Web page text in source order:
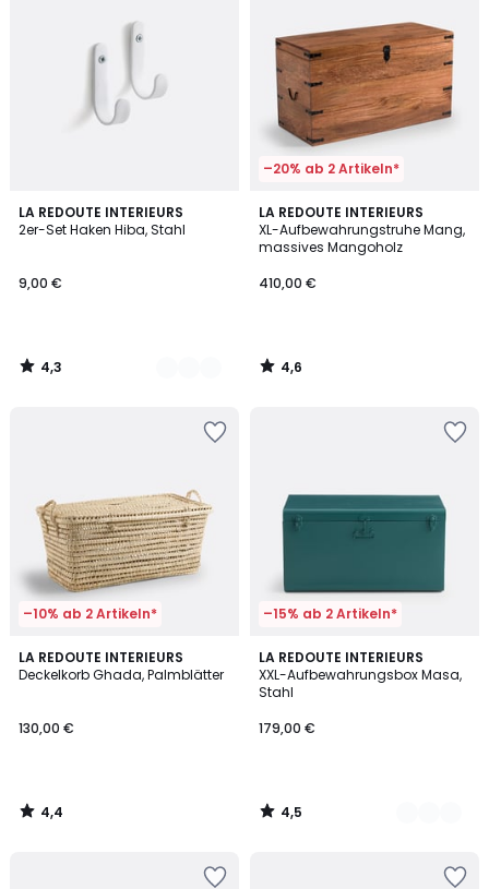
LA REDOUTE INTERIEURS
2er-Set Haken Hiba, Stahl
9,00 €
4,3
/ 5
8
Farben
4,3
/
–20% ab 2 Artikeln*
LA REDOUTE INTERIEURS
XL-Aufbewahrungstruhe Mang,
massives Mangoholz
410,00 €
4,6
/ 5
4,6
/
–10% ab 2 Artikeln*
LA REDOUTE INTERIEURS
Deckelkorb Ghada, Palmblätter
130,00 €
4,4
/ 5
4,4
/
–15% ab 2 Artikeln*
LA REDOUTE INTERIEURS
XXL-Aufbewahrungsbox Masa,
Stahl
179,00 €
4,5
/ 5
3
Farben
4,5
/